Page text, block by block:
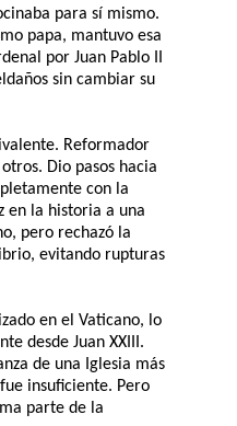
para sí mismo.
papa, mantuvo esa
por Juan Pablo II
sin cambiar su
Reformador
Dio pasos hacia
con la
en la historia a una
pero rechazó la
evitando rupturas
en el Vaticano, lo
desde Juan XXIII.
de una Iglesia más
insuficiente. Pero
parte de la